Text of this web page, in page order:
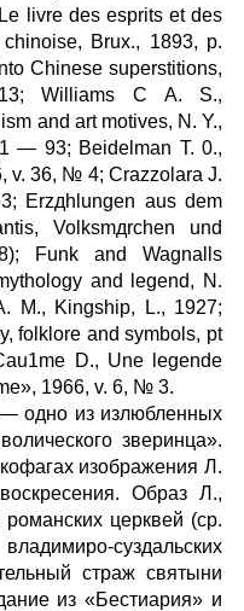
livre des esprits et des
Brux., 1893, p.
Chinese superstitions,
Williams С A. S.,
and art motives, N. Y.,
— 93; Beidelman T. 0.,
v. 36, № 4; Crazzolara J.
Erzдhlungen aus dem
Volksmдrchen und
Funk and Wagnalls
and legend, N.
M., Kingship, L., 1927;
folklore and symbols, pt
D., Une legende
1966, v. 6, № 3.
одно из излюбленных
зверинца».
изображения Л.
Образ Л.,
церквей (ср.
суздальских
страж святыни
из «Бестиария» и